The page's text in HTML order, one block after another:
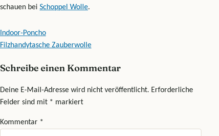
schauen bei Schoppel Wolle.
Beitragsnavigation
Indoor-Poncho
Filzhandytasche Zauberwolle
Schreibe einen Kommentar
Deine E-Mail-Adresse wird nicht veröffentlicht. Erforderliche
Felder sind mit * markiert
Kommentar *